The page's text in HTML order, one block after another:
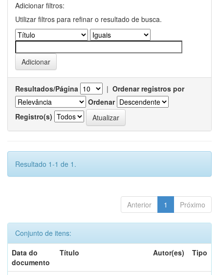
Adicionar filtros:
Utilizar filtros para refinar o resultado de busca.
Resultados/Página | Ordenar registros por
Ordenar
Registro(s)
Resultado 1-1 de 1.
Anterior 1 Próximo
Conjunto de itens:
Data do
documento
Título Autor(es) Tipo